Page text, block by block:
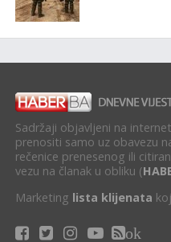
Sadržaji objavljeni na
prenositi samo uz obavezu
rečenice prenesenog ili
vezu na članak u obliku (
Marketing lista klijenata
ok